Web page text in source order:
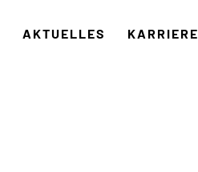
AKTUELLES KARRIERE